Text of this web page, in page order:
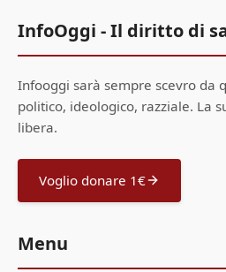
InfoOggi - Il diritto di
Infooggi sarà sempre scevro da
politico, ideologico, razziale. La
libera.
Voglio donare 1€
Menu